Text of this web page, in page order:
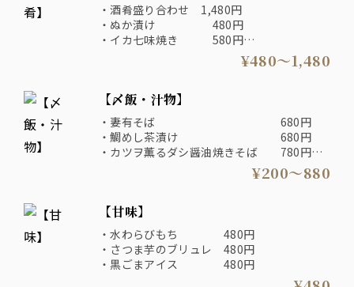
・砂ずり山椒竜田 580
・酒肴盛り合わせ 1,480円
・ぬか漬け 480円
・イカ七味焼き 580円
・さば燻製 柚子胡椒和え 580円
・ザーサイと青菜のナムル 380円
・自家製厚揚げ 580円
・鯛出汁なめろう 780円
・梅たたききゅうり 480円
・燻製炙り明太子 680円
・スルメ烏賊の沖漬け 580円
・ポテトフライ 480円
・エイヒレ 680円
¥480〜1,480
【〆飯・汁物】
・妻有そば 680円
・鯛めし茶漬け 680円
・カツヲ薫るダシ醤油焼きそば 780円
・トロたく巻き 780円
・甘醤油にぎり ４種 880円
¥200〜880
【甘味】
・水わらびもち 480円
・さつま芋のブリュレ 480円
・黒ごまアイス 480円